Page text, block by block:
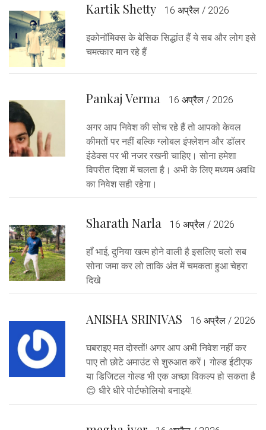
Kartik Shetty 16 अप्रैल / 2026
इकोनॉमिक्स के बेसिक सिद्धांत हैं ये सब और लोग इसे
चमत्कार मान रहे हैं
Pankaj Verma 16 अप्रैल / 2026
अगर आप निवेश की सोच रहे हैं तो आपको केवल
कीमतों पर नहीं बल्कि ग्लोबल इंफ्लेशन और डॉलर
इंडेक्स पर भी नजर रखनी चाहिए। सोना हमेशा
विपरीत दिशा में चलता है। अभी के लिए मध्यम अवधि
का निवेश सही रहेगा।
Sharath Narla 16 अप्रैल / 2026
हाँ भाई, दुनिया खत्म होने वाली है इसलिए चलो सब
सोना जमा कर लो ताकि अंत में चमकता हुआ चेहरा
दिखे
ANISHA SRINIVAS 16 अप्रैल / 2026
घबराइए मत दोस्तों! अगर आप अभी निवेश नहीं कर
पाए तो छोटे अमाउंट से शुरुआत करें। गोल्ड ईटीएफ
या डिजिटल गोल्ड भी एक अच्छा विकल्प हो सकता है
😊 धीरे धीरे पोर्टफोलियो बनाइये!